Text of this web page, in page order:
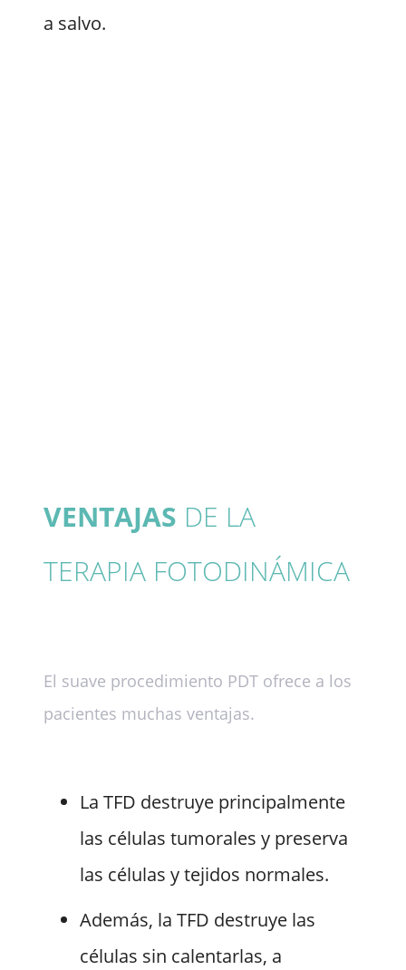
a salvo.
VENTAJAS DE LA
TERAPIA FOTODINÁMICA
El suave procedimiento PDT ofrece a los
pacientes muchas ventajas.
La TFD destruye principalmente
las células tumorales y preserva
las células y tejidos normales.
Además, la TFD destruye las
células sin calentarlas, a